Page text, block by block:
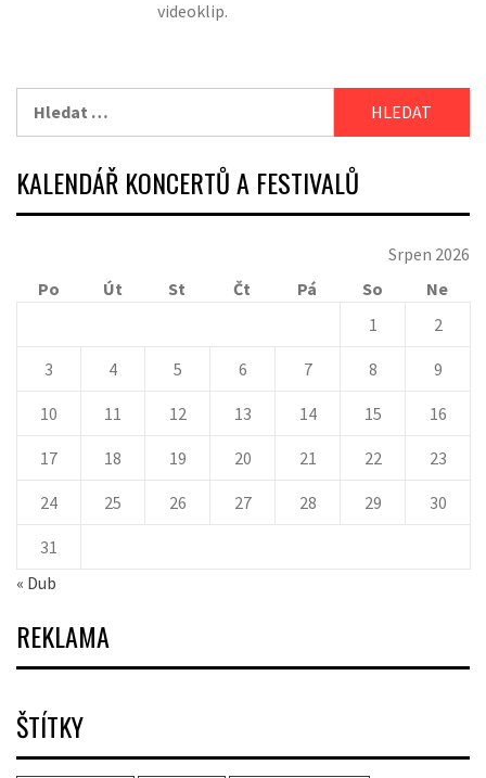
videoklip.
KALENDÁŘ KONCERTŮ A FESTIVALŮ
Srpen 2026
Po
Út St Čt Pá So
Ne
1
2
3 4 5 6 7 8 9
10 11 12 13 14 15 16
17 18 19 20 21 22 23
24 25 26 27 28 29 30
31
« Dub
REKLAMA
ŠTÍTKY